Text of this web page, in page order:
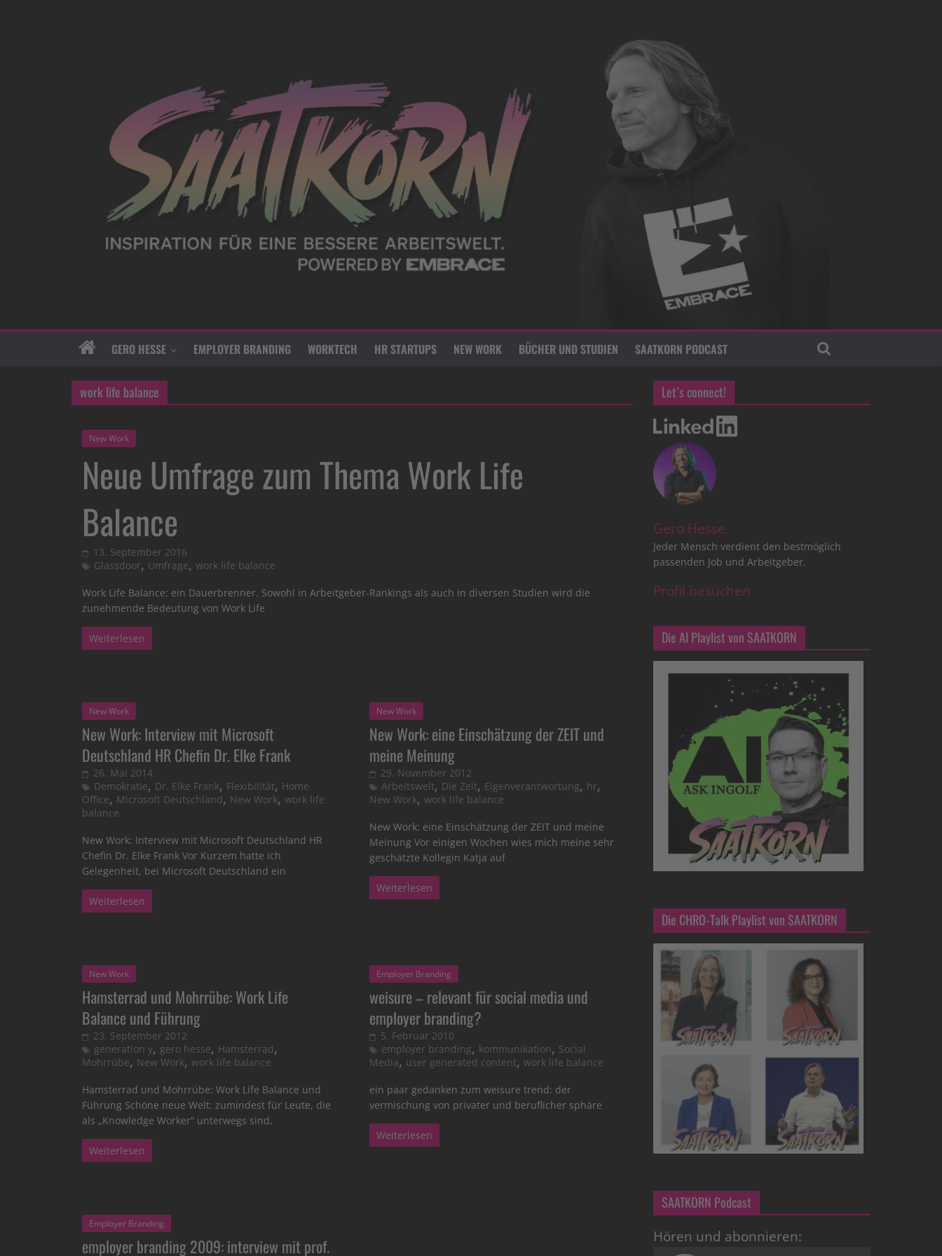
GERO HESSE EMPLOYER BRANDING WORKTECH HR STARTUPS NEW WORK BÜCHER UND STUDIEN SAATKORN PODCAST
work life balance
New Work
Neue Umfrage zum Thema Work Life
Balance
13. September 2016
Glassdoor, Umfrage, work life balance
Work Life Balance: ein Dauerbrenner. Sowohl in Arbeitgeber-Rankings als auch in diversen Studien wird die
zunehmende Bedeutung von Work Life
Weiterlesen
New Work
New Work: Interview mit Microsoft
Deutschland HR Chefin Dr. Elke Frank
26. Mai 2014
Demokratie, Dr. Elke Frank, Flexibilität, Home
Office, Microsoft Deutschland, New Work, work life
balance
New Work: Interview mit Microsoft Deutschland HR
Chefin Dr. Elke Frank Vor Kurzem hatte ich
Gelegenheit, bei Microsoft Deutschland ein
Weiterlesen
New Work
New Work: eine Einschätzung der ZEIT und
meine Meinung
29. November 2012
Arbeitswelt, Die Zeit, Eigenverantwortung, hr,
New Work,work life balance
New Work: eine Einschätzung der ZEIT und meine
Meinung Vor einigen Wochen wies mich meine sehr
geschätzte Kollegin Katja auf
Weiterlesen
New Work
Hamsterrad und Mohrrübe: Work Life
Balance und Führung
23. September 2012
generation y, gero hesse, Hamsterrad,
Mohrrübe, New Work, work life balance
Hamsterrad und Mohrrübe: Work Life Balance und
Führung Schöne neue Welt: zumindest für Leute, die
als „Knowledge Worker“ unterwegs sind,
Weiterlesen
Employer Branding
weisure – relevant für social media und
employer branding?
5. Februar 2010
employer branding, kommunikation, Social
Media, user generated content,work life balance
ein paar gedanken zum weisure trend: der
vermischung von privater und beruflicher sphäre
Weiterlesen
Employer Branding
employer branding 2009: interview mit prof.
Let’s connect!
Gero Hesse
Jeder Mensch verdient den bestmöglich
passenden Job und Arbeitgeber.
Profil besuchen
Die AI Playlist von SAATKORN
Die CHRO-Talk Playlist von SAATKORN
SAATKORN Podcast
Hören und abonnieren: